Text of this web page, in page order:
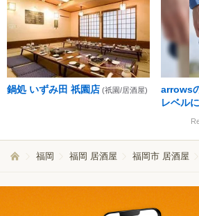
鍋処 いずみ田 祇園店 (祇園/居酒屋)
arrows
レベルに
福岡 福岡 居酒屋 福岡市 居酒屋